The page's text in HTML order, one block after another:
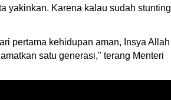
yakinkan. Karena kalau sudah stunting
pertama kehidupan aman, Insya Allah
satu generasi," terang Menteri